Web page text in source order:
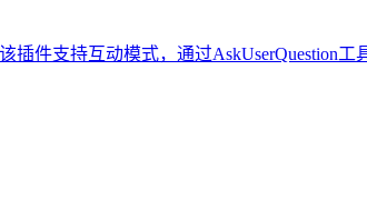
件支持互动模式，通过AskUserQuestion工